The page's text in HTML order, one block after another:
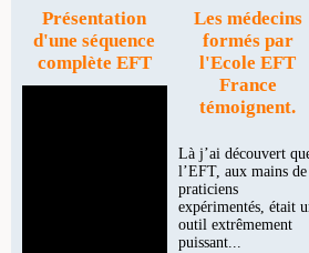
Présentation
d'une séquence
complète EFT
Les médecins
formés par
l'Ecole EFT
France
témoignent.
Là j’ai découvert
l’EFT, aux mains de
praticiens
expérimentés, était
outil extrêmement
puissant...